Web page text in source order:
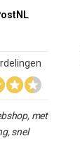
met
snel